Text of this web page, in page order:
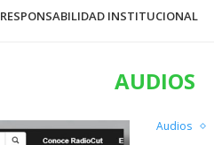
RESPONSABILIDAD INSTITUCIONAL
AUDIOS
Audios